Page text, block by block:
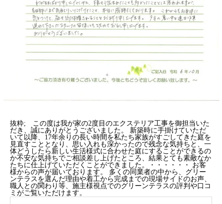
抜粋; この度は我が家の2度目のエクステリア工事を御担当いた
だき、誠にありがとうございました。 新築時に手掛けていただ
いて以降、17年余りの長い時間を私たち家族がすごしてきた庭を
見直すこととなり、思い入れも深かったので残念な気持ちと、一
体どうしたら新しい生活様式に合わせた庭にすることができるの
か不安な気持ちでご相談差し上げたところ、結果とても素敵なか
たちに仕上げていただくことができました。・
・・・・・
お客
様からの声が届いております。 多くの同業者の中から、グリー
ンテラスを選んだ理由や着工から完成までの現場サイドのお声、
職人との関わり等、施主様視点でのグリーンテラスの評判や口コ
ミがご覧いただけます。